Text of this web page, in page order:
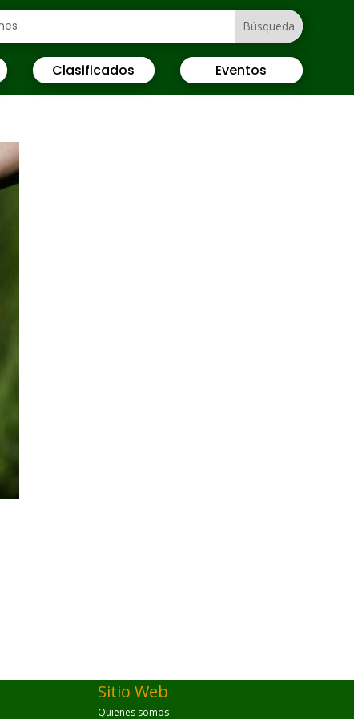
Clasificados Eventos
Sitio Web
Quienes somos